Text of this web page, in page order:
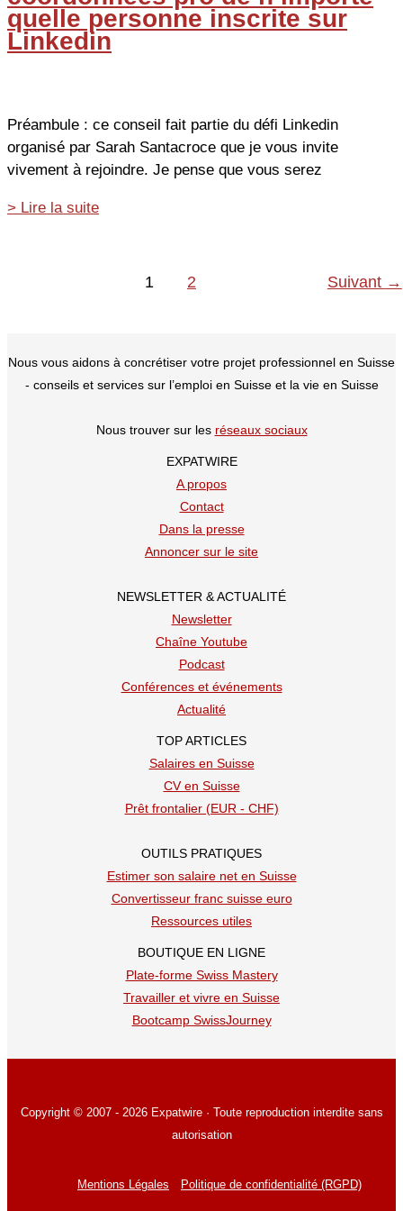
quelle personne inscrite sur
Linkedin
Préambule : ce conseil fait partie du défi Linkedin
organisé par Sarah Santacroce que je vous invite
vivement à rejoindre. Je pense que vous serez
Comment
quelle
personne
> Lire la suite
1 2 Suivant →
Nous vous aidons à concrétiser votre projet professionnel en Suisse
- conseils et services sur l’emploi en Suisse et la vie en Suisse
Nous trouver sur les réseaux sociaux
EXPATWIRE
A propos
Contact
Dans la presse
Annoncer sur le site
NEWSLETTER & ACTUALITÉ
Newsletter
Chaîne Youtube
Podcast
Conférences et événements
Actualité
TOP ARTICLES
Salaires en Suisse
CV en Suisse
Prêt frontalier (EUR - CHF)
OUTILS PRATIQUES
Estimer son salaire net en Suisse
Convertisseur franc suisse euro
Ressources utiles
BOUTIQUE EN LIGNE
Plate-forme Swiss Mastery
Travailler et vivre en Suisse
Bootcamp SwissJourney
Copyright © 2007 - 2026 Expatwire · Toute reproduction interdite sans
autorisation
Mentions Légales Politique de confidentialité (RGPD)